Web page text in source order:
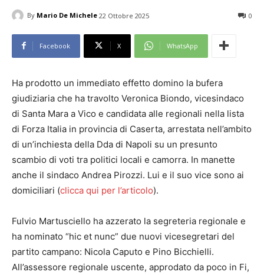
By Mario De Michele 22 Ottobre 2025 0
Facebook X WhatsApp
Ha prodotto un immediato effetto domino la bufera
giudiziaria che ha travolto Veronica Biondo, vicesindaco
di Santa Mara a Vico e candidata alle regionali nella lista
di Forza Italia in provincia di Caserta, arrestata nell’ambito
di un’inchiesta della Dda di Napoli su un presunto
scambio di voti tra politici locali e camorra. In manette
anche il sindaco Andrea Pirozzi. Lui e il suo vice sono ai
domiciliari (clicca qui per l’articolo).
Fulvio Martusciello ha azzerato la segreteria regionale e
ha nominato “hic et nunc” due nuovi vicesegretari del
partito campano: Nicola Caputo e Pino Bicchielli.
All’assessore regionale uscente, approdato da poco in Fi,